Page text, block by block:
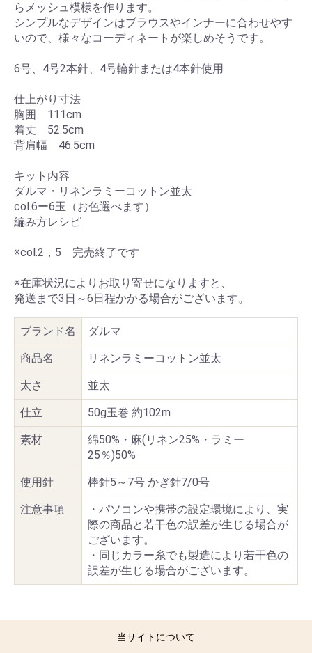
らメッシュ模様を作ります。
シンプルなデザインはブラウスやインナーに合わせやす
いので、様々なコーディネートが楽しめそうです。
6号、4号2本針、4号輪針または4本針使用
仕上がり寸法
胸囲 111cm
着丈 52.5cm
背肩幅 46.5cm
キット内容
ダルマ・リネンラミーコットン並太
col.6ー6玉（お色選べます）
編み方レシピ
※col.2，5 完売終了です
※在庫状況によりお取り寄せになりますと、
発送まで3日～6日程かかる場合がございます。
ブランド名 ダルマ
商品名 リネンラミーコットン並太
太さ 並太
仕立 50g玉巻 約102m
素材
綿50%・麻(リネン25%・ラミー
25％)50%
使用針 棒針5～7号 かぎ針7/0号
注意事項
・パソコンや携帯の設定環境により、実
際の商品と若干色の誤差が生じる場合が
ございます。
・同じカラー糸でも製造により若干色の
誤差が生じる場合がございます。
当サイトについて